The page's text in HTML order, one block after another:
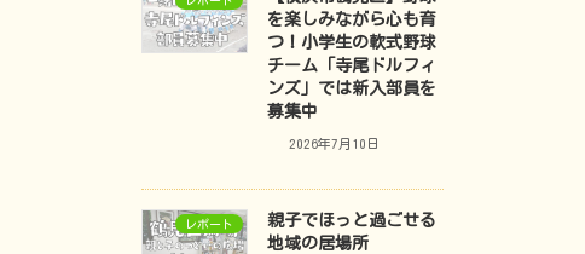
を楽しみながら心も育
つ！小学生の軟式野球
チーム「寺尾ドルフィ
ンズ」では新入部員を
募集中
2026年7月10日
レポート
親子でほっと過ごせる
地域の居場所